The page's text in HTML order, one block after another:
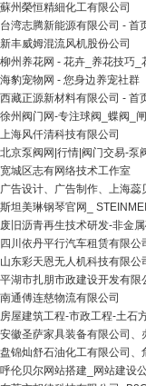
蘇州榮恒精細化工有限公司
台湾志腾新能源有限公司 - 首
新丰威姆混流风机股份公司
柳州养花网 - 花卉_养花技巧_
海豹宠物网 - 您身边养宠社群
西藏正源新材料有限公司 - 首
徐州阀门网-专注球阀_蝶阀_
上海风仟清科技有限公司
北京泵阀网|行情|阀门交易-泵
宽城区志有网络技术工作室
广告设计、广告制作、上海蕊
斯坦美琳钢琴官网_
废旧沥青再生技术研发-非金
四川依丹平行汽车租赁有限公
山东彩天恩无人机科技有限
平湖市扎朋市政建设开发有
南通傅连慈物流有限公司
房屋建筑工程-市政工程-土石
安徽圣萨家具装备有限公司
盘锦灿舒石油化工有限公司
呼伦贝尔网站搭建_网站建设